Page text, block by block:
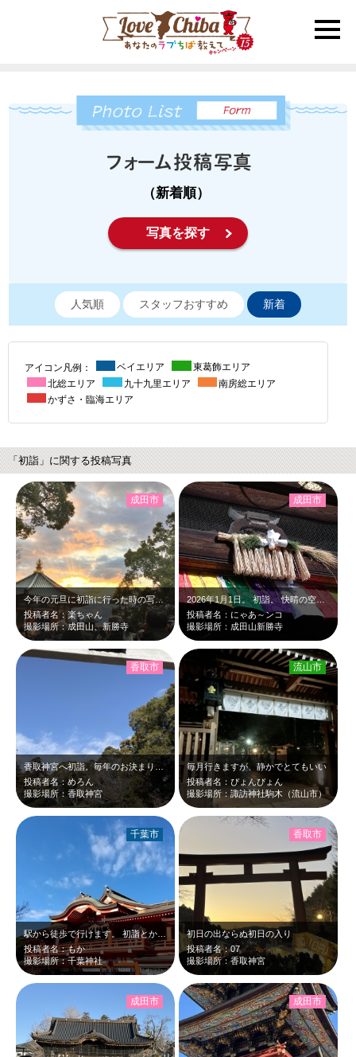
toggle
（新着順）
写真を探す
人気順 スタッフおすすめ 新着
アイコン凡例： ベイエリア
東葛飾エリア
北総エリア
九十九里エリア
南房総エリア
かずさ・臨海エリア
「初詣」に関する投稿写真
今年の元旦に初詣に行った時の写真です。 曇天だったため綺麗な朝日は見れません…
投稿者名：楽ちゃん
撮影場所：成田山、新勝寺
成田市
2026年1月1日。 初詣。 快晴の空を見上げたら、 鮮やかな飾り。
投稿者名：にゃあ～ンコ
撮影場所：成田山新勝寺
成田市
香取神宮へ初詣。毎年のお決まり、まず香取神宮へ行かないと始まりません。
投稿者名：めろん
撮影場所：香取神宮
香取市
毎月行きますが、静かでとてもいい
投稿者名：ぴょんぴょん
撮影場所：諏訪神社駒木（流山市）
流山市
駅から徒歩で行けます。 初詣とかは混んでると思います。 建物が立派です。 …
投稿者名：もか
撮影場所：千葉神社
千葉市
初日の出ならぬ初日の入り
投稿者名：07
撮影場所：香取神宮
香取市
成田市 成田市